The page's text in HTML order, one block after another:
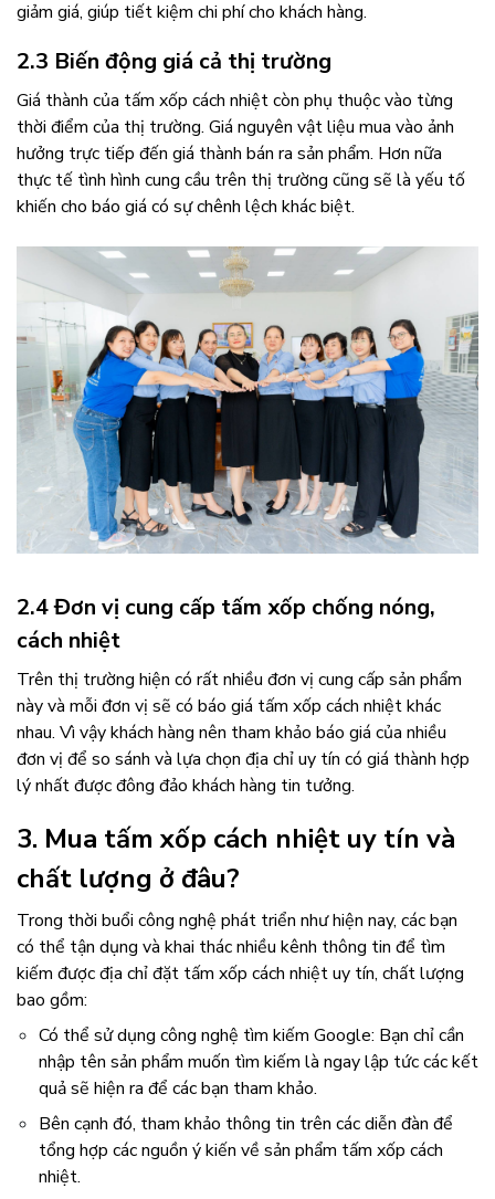
giảm giá, giúp tiết kiệm chi phí cho khách hàng.
2.3 Biến động giá cả thị trường
Giá thành của tấm xốp cách nhiệt còn phụ thuộc vào từng
thời điểm của thị trường. Giá nguyên vật liệu mua vào ảnh
hưởng trực tiếp đến giá thành bán ra sản phẩm. Hơn nữa
thực tế tình hình cung cầu trên thị trường cũng sẽ là yếu tố
khiến cho báo giá có sự chênh lệch khác biệt.
2.4 Đơn vị cung cấp tấm xốp chống nóng,
cách nhiệt
Trên thị trường hiện có rất nhiều đơn vị cung cấp sản phẩm
này và mỗi đơn vị sẽ có báo giá tấm xốp cách nhiệt khác
nhau. Vì vậy khách hàng nên tham khảo báo giá của nhiều
đơn vị để so sánh và lựa chọn địa chỉ uy tín có giá thành hợp
lý nhất được đông đảo khách hàng tin tưởng.
3. Mua tấm xốp cách nhiệt uy tín và
chất lượng ở đâu?
Trong thời buổi công nghệ phát triển như hiện nay, các bạn
có thể tận dụng và khai thác nhiều kênh thông tin để tìm
kiếm được địa chỉ đặt tấm xốp cách nhiệt uy tín, chất lượng
bao gồm:
Có thể sử dụng công nghệ tìm kiếm Google: Bạn chỉ cần
nhập tên sản phẩm muốn tìm kiếm là ngay lập tức các kết
quả sẽ hiện ra để các bạn tham khảo.
Bên cạnh đó, tham khảo thông tin trên các diễn đàn để
tổng hợp các nguồn ý kiến về sản phẩm tấm xốp cách
nhiệt.